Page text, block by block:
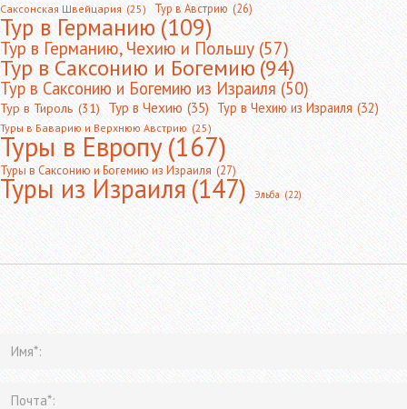
Саксонская Швейцария (25) Тур в Австрию (26)
Тур в Германию(109)
Тур в Германию, Чехию и Польшу (57)
Тур в Саксонию и Богемию(94)
Тур в Саксонию и Богемию из Израиля (50)
Тур в Тироль (31) Тур в Чехию (35) Тур в Чехию из Израиля (32)
Туры в Баварию и Верхнюю Австрию (25)
Туры в Европу(167)
Туры в Саксонию и Богемию из Израиля (27)
Туры из Израиля(147) Эльба (22)